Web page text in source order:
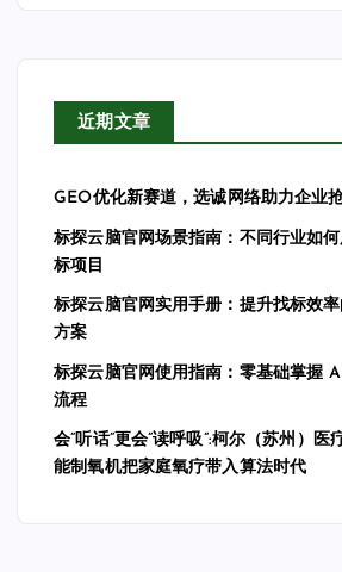
近期文章
GEO优化新赛道，选诚网络助力企业
标探云脑官网场景指南：不同行业如
标项目
标探云脑官网实用手册：提升找标效
方案
标探云脑官网使用指南：零基础掌握
流程
会”听话”更会”读呼吸”:柯尔（苏州）医
能制氧机把家庭氧疗带入算法时代